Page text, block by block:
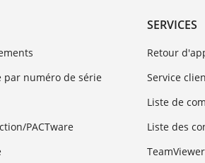
par numéro de série
PACTware
SERVICES
Retour
Service
Liste de
Liste des
TeamViewer